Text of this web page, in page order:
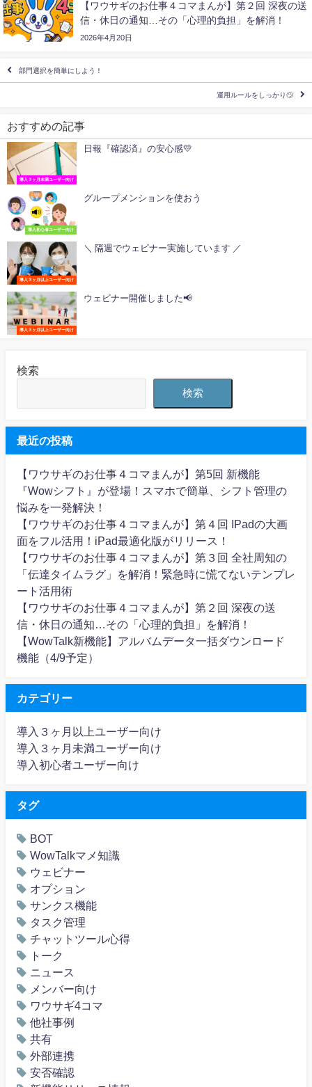
【ワウサギのお仕事４コマまんが】第２回 深夜の送
信・休日の通知…その「心理的負担」を解消！
2026年4月20日
部門選択を簡単にしよう！
運用ルールをしっかり🙄
おすすめの記事
導入３ヶ月未満ユーザー向け
日報『確認済』の安心感💛
導入初心者ユーザー向け
グループメンションを使おう
導入３ヶ月以上ユーザー向け
＼ 隔週でウェビナー実施しています ／
導入３ヶ月以上ユーザー向け
ウェビナー開催しました📢
検索
検索
最近の投稿
【ワウサギのお仕事４コマまんが】第5回 新機能
『Wowシフト』が登場！スマホで簡単、シフト管理の
悩みを一発解決！
【ワウサギのお仕事４コマまんが】第４回 IPadの大画
面をフル活用！iPad最適化版がリリース！
【ワウサギのお仕事４コマまんが】第３回 全社周知の
「伝達タイムラグ」を解消！緊急時に慌てないテンプレ
ート活用術
【ワウサギのお仕事４コマまんが】第２回 深夜の送
信・休日の通知…その「心理的負担」を解消！
【WowTalk新機能】アルバムデータ一括ダウンロード
機能（4/9予定）
カテゴリー
導入３ヶ月以上ユーザー向け
導入３ヶ月未満ユーザー向け
導入初心者ユーザー向け
タグ
BOT
WowTalkマメ知識
ウェビナー
オプション
サンクス機能
タスク管理
チャットツール心得
トーク
ニュース
メンバー向け
ワウサギ4コマ
他社事例
共有
外部連携
安否確認